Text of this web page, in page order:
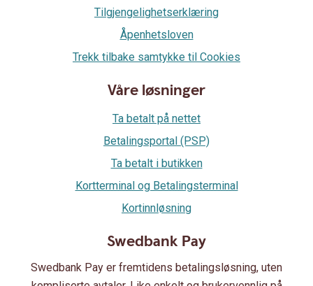
Swedbank Pay
Swedbank Pay er fremtidens betalingsløsning, uten
Tilgjengelighetserklæring
Åpenhetsloven
Trekk tilbake samtykke til Cookies
Våre løsninger
Ta betalt på nettet
Betalingsportal (PSP)
Ta betalt i butikken
Kortterminal og Betalingsterminal
Kortinnløsning